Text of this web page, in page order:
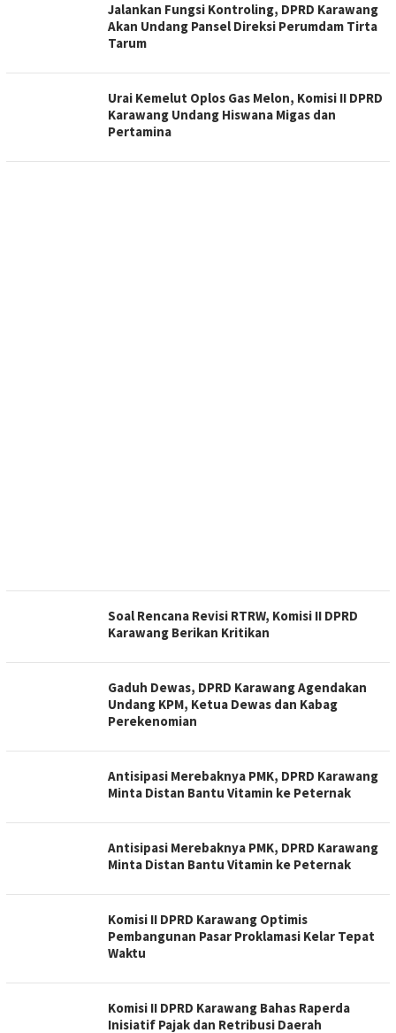
Jalankan Fungsi Kontroling, DPRD Karawang
Akan Undang Pansel Direksi Perumdam Tirta
Tarum
Urai Kemelut Oplos Gas Melon, Komisi II DPRD
Karawang Undang Hiswana Migas dan
Pertamina
Soal Rencana Revisi RTRW, Komisi II DPRD
Karawang Berikan Kritikan
Gaduh Dewas, DPRD Karawang Agendakan
Undang KPM, Ketua Dewas dan Kabag
Perekenomian
Antisipasi Merebaknya PMK, DPRD Karawang
Minta Distan Bantu Vitamin ke Peternak
Antisipasi Merebaknya PMK, DPRD Karawang
Minta Distan Bantu Vitamin ke Peternak
Komisi II DPRD Karawang Optimis
Pembangunan Pasar Proklamasi Kelar Tepat
Waktu
Komisi II DPRD Karawang Bahas Raperda
Inisiatif Pajak dan Retribusi Daerah